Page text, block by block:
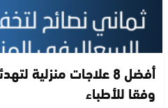
أفضل 8 علاجات
وفقا للأطباء